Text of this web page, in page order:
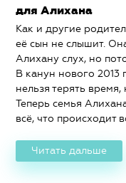
для Алихана
Как и другие
её сын не слышит.
Алихану слух, но
В канун нового
нельзя терять
Теперь семья
всё, что происходит
Читать дальше